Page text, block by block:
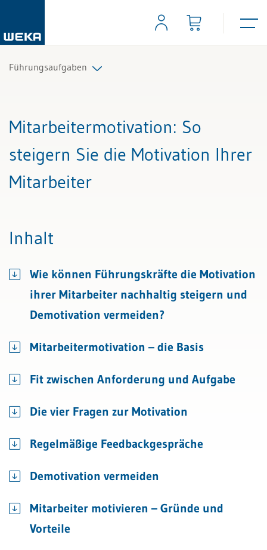
Führungsaufgaben
Alle Fachexperten
Mitarbeitermotivation: So
steigern Sie die Motivation Ihrer
Mitarbeiter
Inhalt
Wie können Führungskräfte die Motivation
ihrer Mitarbeiter nachhaltig steigern und
Demotivation vermeiden?
Mitarbeitermotivation – die Basis
Fit zwischen Anforderung und Aufgabe
Die vier Fragen zur Motivation
Regelmäßige Feedbackgespräche
Demotivation vermeiden
Mitarbeiter motivieren – Gründe und
Vorteile